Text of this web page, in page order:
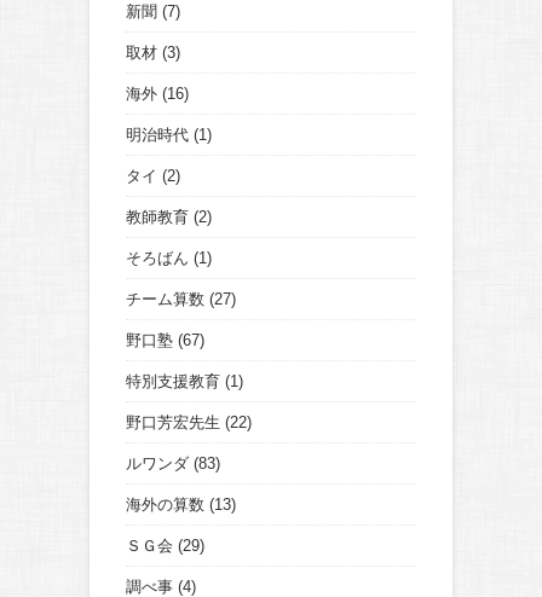
新聞 (7)
取材 (3)
海外 (16)
明治時代 (1)
タイ (2)
教師教育 (2)
そろばん (1)
チーム算数 (27)
野口塾 (67)
特別支援教育 (1)
野口芳宏先生 (22)
ルワンダ (83)
海外の算数 (13)
ＳＧ会 (29)
調べ事 (4)